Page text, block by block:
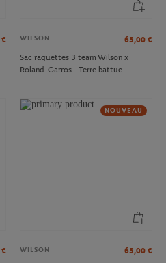
€
WILSON 65,00 €
Sac raquettes 3 team Wilson x
Roland-Garros - Terre battue
€
NOUVEAU
WILSON 65,00 €